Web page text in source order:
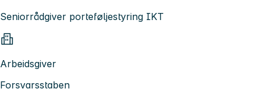
Seniorrådgiver porteføljestyring IKT
Arbeidsgiver
Forsvarsstaben